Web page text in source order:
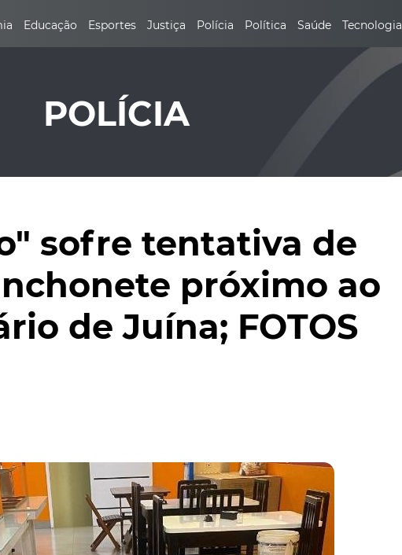
Educação Esportes Justiça Polícia Política Saúde Tecnologia
POLÍCIA
sofre tentativa de
próximo ao
de Juína; FOTOS